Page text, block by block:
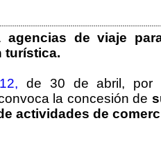
agencias de viaje
turística.
de 30 de abril, por
la concesión de
actividades de